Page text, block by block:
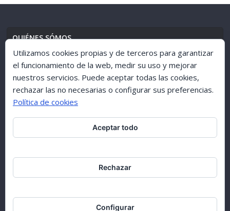
QUIÉNES SÓMOS
AVISO LEGAL// POLÍTICA DE PRIVACIDAD
ARCHIVO 1998-2015
Utilizamos cookies propias y de terceros para garantizar
el funcionamiento de la web, medir su uso y mejorar
nuestros servicios. Puede aceptar todas las cookies,
rechazar las no necesarias o configurar sus preferencias.
Política de cookies
Aceptar todo
Rechazar
Configurar